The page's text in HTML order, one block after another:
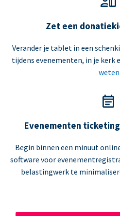
Zet een
Verander je tablet in een
tijdens evenementen, in je kerk
weten
Evenementen
Begin binnen een minuut
software voor
belastingwerk te